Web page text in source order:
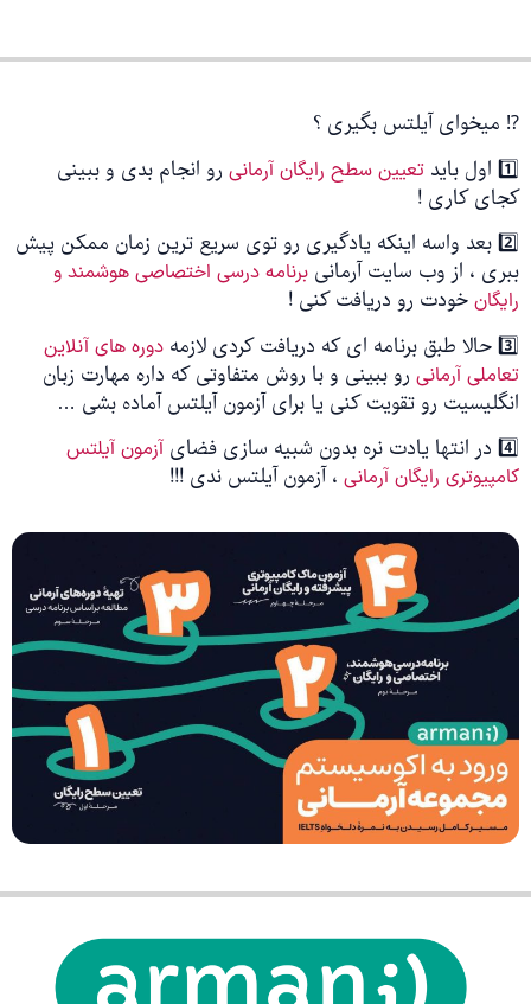
⁉️ میخوای آیلتس بگیری ؟
1️⃣ اول باید
تعیین سطح رایگان آرمانی رو انجام بدی و ببینی
کجای کاری !
2️⃣ بعد واسه اینکه یادگیری رو توی سریع ترین زمان ممکن پیش
ببری ، از وب سایت آرمانی برنامه درسی اختصاصی هوشمند و
رایگان خودت رو دریافت کنی !
3️⃣ حالا طبق برنامه ای که دریافت کردی لازمه
دوره های آنلاین
تعاملی آرمانی رو ببینی و با روش متفاوتی که داره مهارت زبان
انگلیسیت رو تقویت کنی یا برای آزمون آیلتس آماده بشی …
4️⃣ در انتها یادت نره بدون شبیه سازی فضای
آزمون آیلتس
کامپیوتری رایگان آرمانی ، آزمون آیلتس ندی !!!